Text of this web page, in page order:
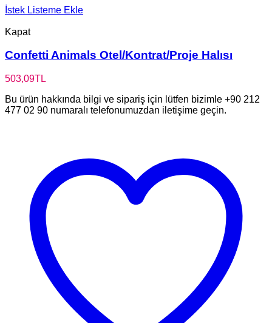
İstek Listeme Ekle
Kapat
Confetti Animals Otel/Kontrat/Proje Halısı
503,09TL
Bu ürün hakkında bilgi ve sipariş için lütfen bizimle +90 212
477 02 90 numaralı telefonumuzdan iletişime geçin.